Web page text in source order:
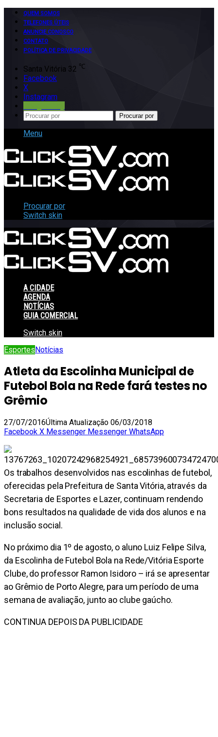
QUEM SOMOS
TELEFONES ÚTEIS
ANUNCIE CONOSCO
CONTATO
POLÍTICA DE PRIVACIDADE
Santa Vitória 32 ℃
Facebook
X
Instagram
Procurar por
Menu
Procurar por
Switch skin
A CIDADE
AGENDA
NOTÍCIAS
GUIA COMERCIAL
Switch skin
Esportes Notícias
Atleta da Escolinha Municipal de
Futebol Bola na Rede fará testes no
Grêmio
27/07/2016Última Atualização 06/03/2018
Facebook X Messenger Messenger WhatsApp
Os trabalhos desenvolvidos nas escolinhas de futebol,
oferecidas pela Prefeitura de Santa Vitória, através da
Secretaria de Esportes e Lazer, continuam rendendo
bons resultados na qualidade de vida dos alunos e na
inclusão social.
No próximo dia 1º de agosto, o aluno Luiz Felipe Silva,
da Escolinha de Futebol Bola na Rede/Vitória Esporte
Clube, do professor Ramon Isidoro – irá se apresentar
ao Grêmio de Porto Alegre, para um período de uma
semana de avaliação, junto ao clube gaúcho.
CONTINUA DEPOIS DA PUBLICIDADE